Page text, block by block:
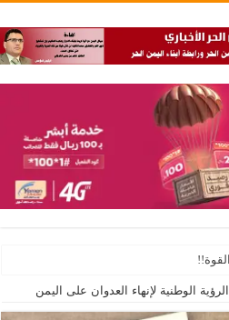
الوطنية لإنهاء العدوان على اليمن